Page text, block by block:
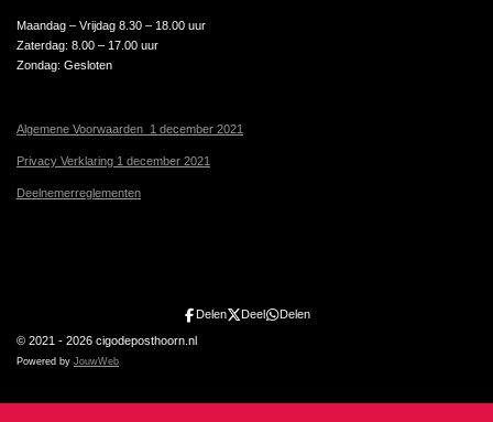
Maandag – Vrijdag 8.30 – 18.00 uur
Zaterdag: 8.00 – 17.00 uur
Zondag: Gesloten
Algemene Voorwaarden 1 december 2021
Privacy Verklaring 1 december 2021
Deelnemerreglementen
Delen Deel Delen
© 2021 - 2026 cigodeposthoorn.nl
Powered by JouwWeb